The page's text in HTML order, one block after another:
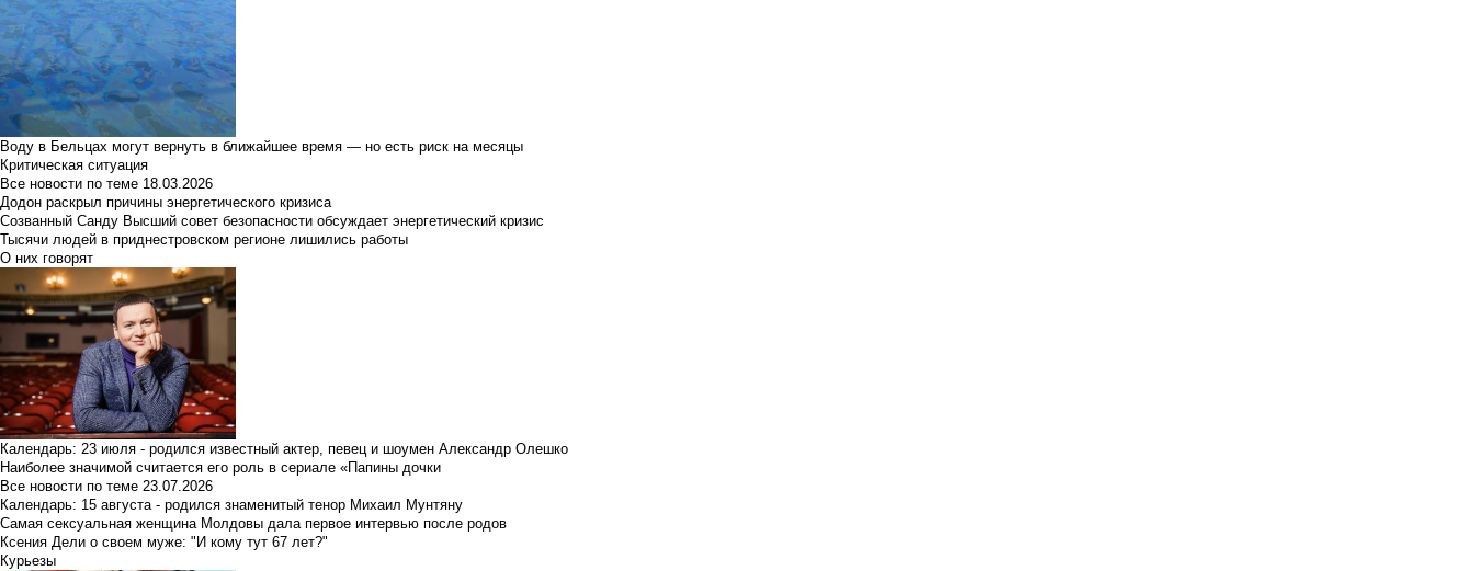
Воду в Бельцах могут вернуть в ближайшее время — но есть риск на месяцы
Критическая ситуация
Все новости по теме 18.03.2026
Додон раскрыл причины энергетического кризиса
Созванный Санду Высший совет безопасности обсуждает энергетический кризис
Тысячи людей в приднестровском регионе лишились работы
О них говорят
Календарь: 23 июля - родился известный актер, певец и шоумен Александр Олешко
Наиболее значимой считается его роль в сериале «Папины дочки
Все новости по теме 23.07.2026
Календарь: 15 августа - родился знаменитый тенор Михаил Мунтяну
Самая сексуальная женщина Молдовы дала первое интервью после родов
Ксения Дели о своем муже: "И кому тут 67 лет?"
Курьезы